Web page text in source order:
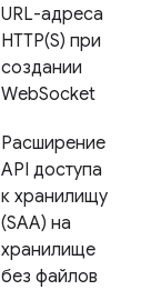
URL-адреса
HTTP(S) при
создании
WebSocket
Расширение
API доступа
к хранилищу
(SAA) на
хранилище
без файлов